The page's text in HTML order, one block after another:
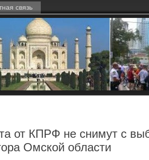
связь
от КПРФ не снимут с
Омской области